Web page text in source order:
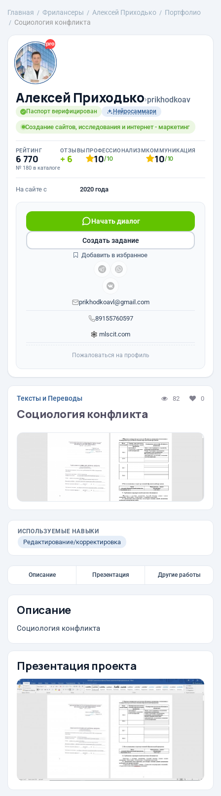
Главная Фрилансеры Алексей Приходько
Портфолио
Социология конфликта
Алексей Приходько›prikhodkoav
Паспорт верифицирован Нейросаммари
Создание сайтов, исследования и интернет - маркетинг
РЕЙТИНГ
6 770
№ 180 в каталоге
ОТЗЫВЫ
6
ПРОФЕССИОНАЛИЗМ
10/10
КОММУНИКАЦИЯ
10/10
На сайте с 2020 года
89155760597
Начать диалог
prikhodkoavl@gmail.com
mlscit.com
Создать задание
Добавить в избранное
Пожаловаться на профиль
Тексты и Переводы 82 0
Социология конфликта
ИСПОЛЬЗУЕМЫЕ НАВЫКИ
Редактирование/корректировка
Описание Презентация Другие работы
Описание
Социология конфликта
Презентация проекта